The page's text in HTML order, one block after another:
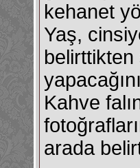
kehanet
Yaş,
Kahve
arada